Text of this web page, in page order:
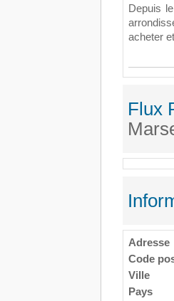
Depuis
acheter
Flux
Adresse
Code
Ville
Pays